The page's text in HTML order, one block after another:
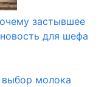
застывшее
для шефа
молока